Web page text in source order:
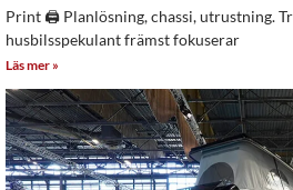
Print 🖨 Planlösning, chassi, utrustning.
husbilsspekulant främst fokuserar
Läs mer »